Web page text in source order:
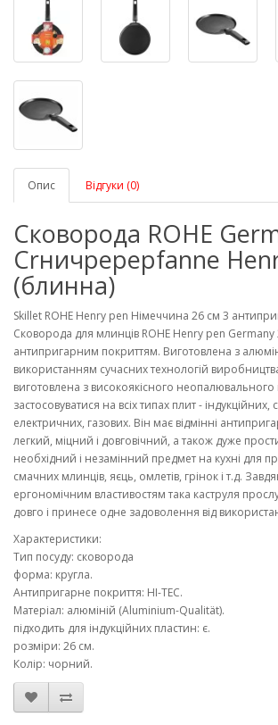
Опис Відгуки (0)
Сковорода ROHE
Crничpepepfanne
(блинна)
Skillet ROHE Henry pen Німеччина 26 см 3
Сковорода для млинців ROHE Henry pen Germany
антипригарним покриттям. Виготовлена з
використанням сучасних технологій
виготовлена з високоякісного
застосовуватися на всіх типах плит - індукційних,
електричних, газових. Він має відмінні
легкий, міцний і довговічний, а також дуже
необхідний і незамінний предмет на кухні для
смачних млинців, яєць, омлетів, грінок і т.д.
ергономічним властивостям така каструля
довго і принесе одне задоволення від
Характеристики:
Тип посуду: сковорода
форма: кругла.
Антипригарне покриття: HI-TEC.
Матеріал: алюміній (Aluminium-Qualität).
підходить для індукційних пластин: є.
розміри: 26 см.
Колір: чорний.